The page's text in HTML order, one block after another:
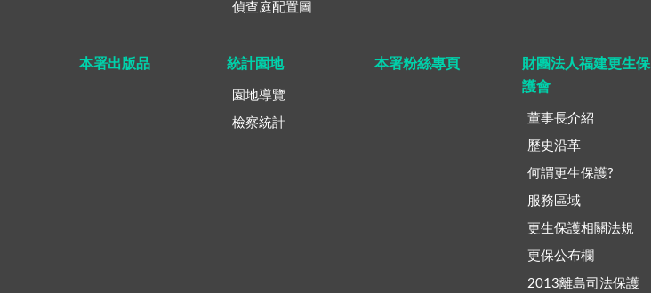
偵查庭配置圖
本署出版品 統計園地
園地導覽
檢察統計
本署粉絲專頁
財團法人福建更生保
護會
董事長介紹
歷史沿革
何謂更生保護?
服務區域
更生保護相關法規
更保公布欄
2013離島司法保護